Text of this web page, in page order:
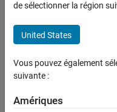
Analog Peripherals
ON THIS PAGE
Examples
expand all in page
de sélectionner la région
United States
Vous pouvez également
suivante :
Amériques